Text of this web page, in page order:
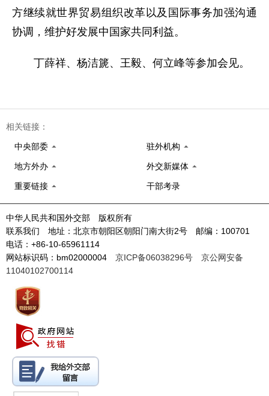
方继续就世界贸易组织改革以及国际事务加强沟通
协调，维护好发展中国家共同利益。
丁薛祥、杨洁篪、王毅、何立峰等参加会见。
相关链接：
中央部委 驻外机构
地方外办 外交新媒体
重要链接 干部考录
中华人民共和国外交部 版权所有
联系我们 地址：北京市朝阳区朝阳门南大街2号 邮编：100701
电话：+86-10-65961114
网站标识码：bm02000004 京ICP备06038296号
京公网安备
11040102700114